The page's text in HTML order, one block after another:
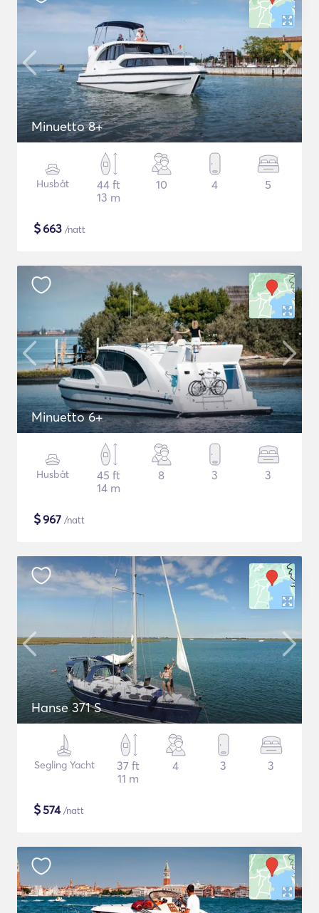
Minuetto 8+
Husbåt
44 ft
13 m
10 4 5
$663 /natt
Minuetto 6+
Husbåt
45 ft
14 m
8 3 3
$967 /natt
Hanse 371 S
Segling Yacht
37 ft
11 m
4 3 3
$574/natt